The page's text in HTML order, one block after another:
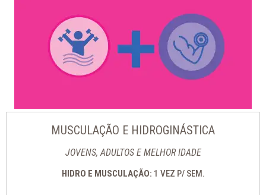
MUSCULAÇÃO E HIDROGINÁSTICA
JOVENS, ADULTOS E MELHOR IDADE
HIDRO E MUSCULAÇÃO: 1 VEZ P/ SEM.